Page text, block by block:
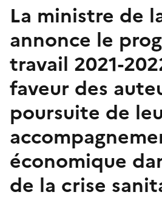
La ministre de
annonce le
travail 2021-
faveur des
poursuite de
économique
de la crise